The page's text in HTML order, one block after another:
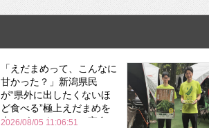
「えだまめって、こんなに
甘かった？」新潟県民
が“県外に出したくないほ
ど食べる”極上えだまめを
森のビアガーデンで実食
2026/08/05 11:06:51